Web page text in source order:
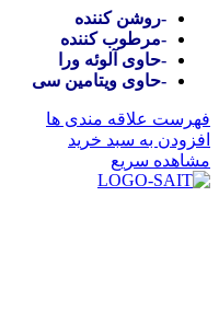
-روشن کننده
-مرطوب کننده
-حاوی آلوئه ورا
-حاوی ویتامین سی
فهرست علاقه مندی ها
افزودن به سبد خرید
مشاهده سریع